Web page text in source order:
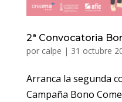
2ª Convocatoria
por calpe | 31 octubre
Arranca la segunda
Campaña Bono